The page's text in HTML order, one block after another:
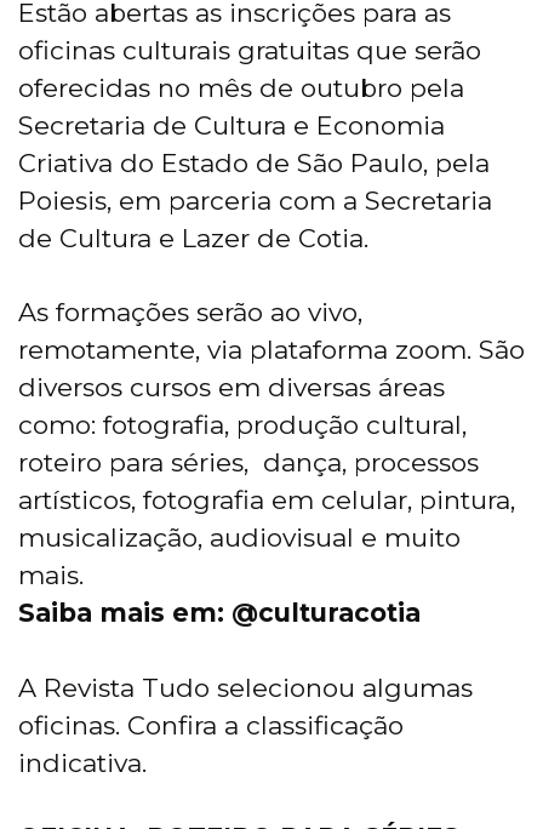
Estão abertas as inscrições para as
oficinas culturais gratuitas que serão
oferecidas no mês de outubro pela
Secretaria de Cultura e Economia
Criativa do Estado de São Paulo, pela
Poiesis, em parceria com a Secretaria
de Cultura e Lazer de Cotia.
As formações serão ao vivo,
remotamente, via plataforma zoom. São
diversos cursos em diversas áreas
como: fotografia, produção cultural,
roteiro para séries, dança, processos
artísticos, fotografia em celular, pintura,
musicalização, audiovisual e muito
mais.
Saiba mais em: @culturacotia
A Revista Tudo selecionou algumas
oficinas. Confira a classificação
indicativa.